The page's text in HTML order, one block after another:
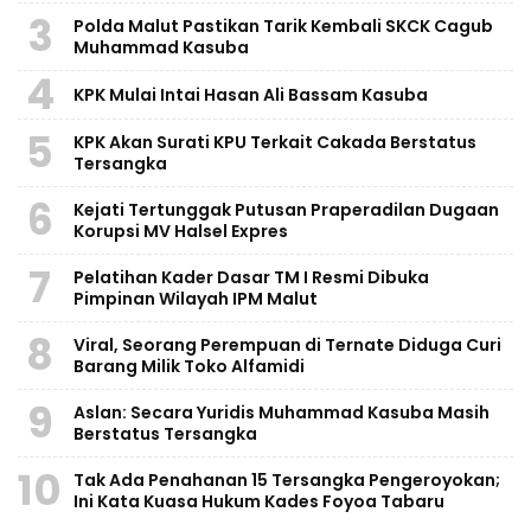
3
Polda Malut Pastikan Tarik Kembali SKCK Cagub
Muhammad Kasuba
4 KPK Mulai Intai Hasan Ali Bassam Kasuba
5
KPK Akan Surati KPU Terkait Cakada Berstatus
Tersangka
6
Kejati Tertunggak Putusan Praperadilan Dugaan
Korupsi MV Halsel Expres
7
Pelatihan Kader Dasar TM I Resmi Dibuka
Pimpinan Wilayah IPM Malut
8
Viral, Seorang Perempuan di Ternate Diduga Curi
Barang Milik Toko Alfamidi
9
Aslan: Secara Yuridis Muhammad Kasuba Masih
Berstatus Tersangka
10
Tak Ada Penahanan 15 Tersangka Pengeroyokan;
Ini Kata Kuasa Hukum Kades Foyoa Tabaru